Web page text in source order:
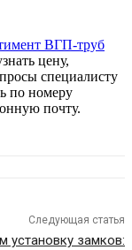
ВГП-труб
цену,
специалисту
по номеру
почту.
Следующая статья
установку замков: